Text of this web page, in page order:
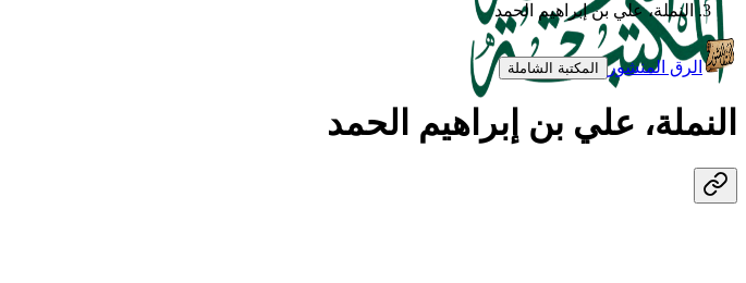
النملة، علي بن إبراهيم الحمد
الرق المنشور المكتبة الشاملة
النملة، علي بن إبراهيم الحمد